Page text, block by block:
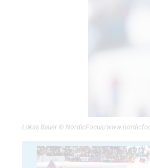
Lukas Bauer © NordicFocus/